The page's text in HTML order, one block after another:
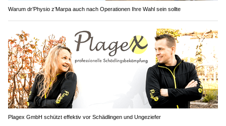
Warum dr’Physio z’Marpa auch nach Operationen Ihre Wahl sein sollte
Plagex GmbH schützt effektiv vor Schädlingen und Ungeziefer